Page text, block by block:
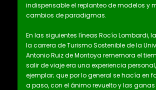
indispensable el replanteo de modelos y
cambios de paradigmas.
En las siguientes líneas Rocío Lombardi,
la carrera de Turismo Sostenible de la
Antonio Ruiz de Montoya rememora el
salir de viaje era una experiencia
ejemplar; que por lo general se hacía en
a paso, con el ánimo revuelto y las